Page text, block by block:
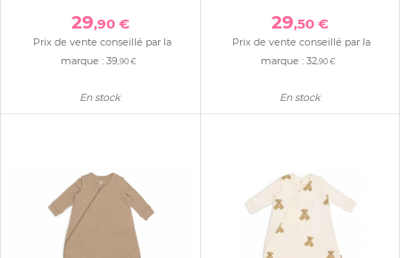
29,90 €
Prix de vente conseillé par la
marque : 39,90 €
En stock
29,50 €
Prix de vente conseillé par la
marque : 32,90 €
En stock